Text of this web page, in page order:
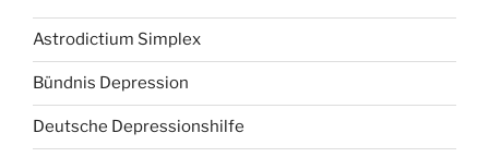
Astrodictium Simplex
Bündnis Depression
Deutsche Depressionshilfe